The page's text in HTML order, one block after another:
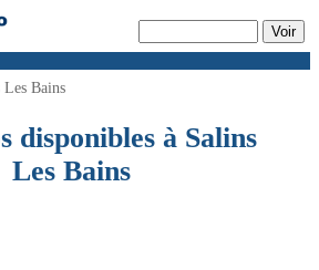
Les Bains
disponibles à Salins
Les Bains